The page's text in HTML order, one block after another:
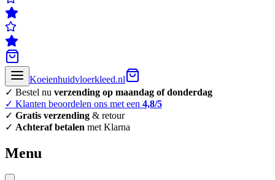
Koeienhuidvloerkleed.nl
✓ Bestel nu verzending op maandag of donderdag
✓ Klanten beoordelen ons met een 4,8/5
✓ Gratis verzending & retour
✓ Achteraf betalen met Klarna
Menu